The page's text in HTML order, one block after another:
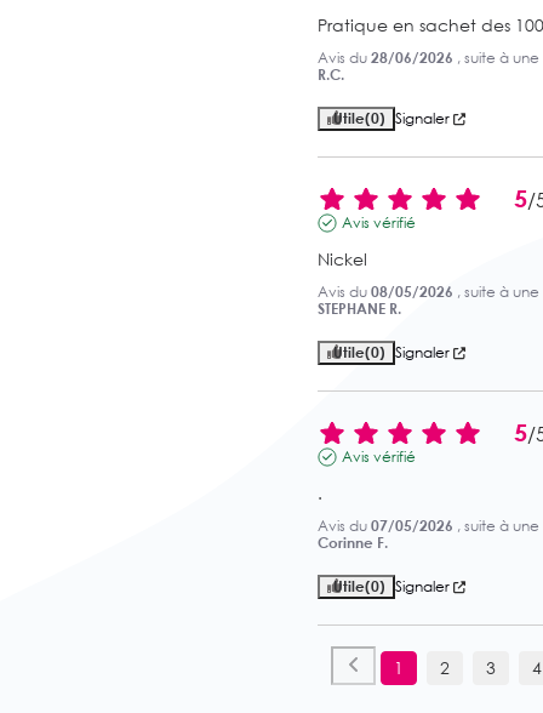
Pratique en sachet des
Avis du 28/06/2026 , suite à
R.C.
Utile(0) Signaler
5/
Avis vérifié
Nickel
Avis du 08/05/2026 , suite à
STEPHANE R.
Utile(0) Signaler
5/
Avis vérifié
.
Avis du 07/05/2026 , suite à
Corinne F.
Utile(0) Signaler
1 2 3 4